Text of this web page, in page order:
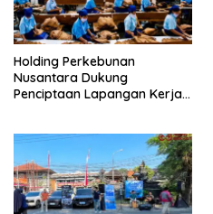
Holding Perkebunan
Nusantara Dukung
Penciptaan Lapangan Kerja,